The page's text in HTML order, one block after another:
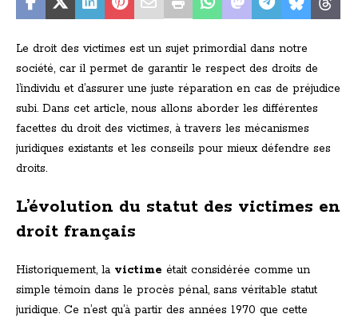
Le droit des victimes est un sujet primordial dans notre
société, car il permet de garantir le respect des droits de
l’individu et d’assurer une juste réparation en cas de préjudice
subi. Dans cet article, nous allons aborder les différentes
facettes du droit des victimes, à travers les mécanismes
juridiques existants et les conseils pour mieux défendre ses
droits.
L’évolution du statut des victimes en
droit français
Historiquement, la victime était considérée comme un
simple témoin dans le procès pénal, sans véritable statut
juridique. Ce n’est qu’à partir des années 1970 que cette